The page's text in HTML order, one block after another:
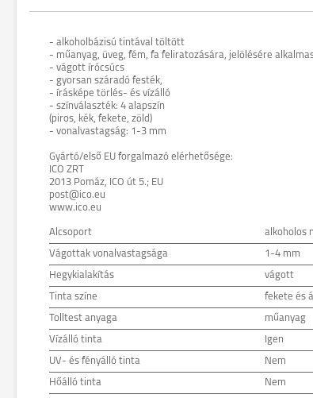
- alkoholbázisú tintával töltött
- műanyag, üveg, fém, fa feliratozására, jelölésére
- vágott írócsúcs
- gyorsan száradó festék,
- írásképe törlés- és vízálló
- színválaszték: 4 alapszín
(piros, kék, fekete, zöld)
- vonalvastagság: 1-3 mm
Gyártó/első EU forgalmazó elérhetősége:
ICO ZRT
2013 Pomáz, ICO út 5.; EU
post@ico.eu
www.ico.eu
Alcsoport alkoholos
Vágottak vonalvastagsága 1-4 mm
Hegykialakítás vágott
Tinta színe fekete és
Tolltest anyaga műanyag
Vízálló tinta Igen
UV- és fényálló tinta Nem
Hőálló tinta Nem